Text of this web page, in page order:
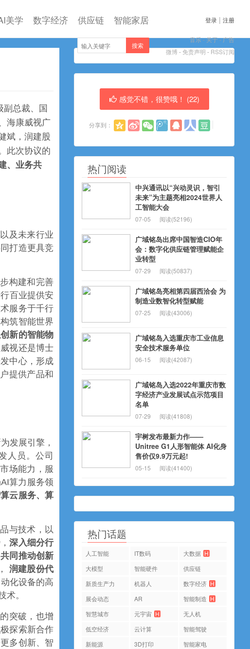
美学 数字经济 供应链 智能家居 登录 | 注册
音乐-关于-广告
微博 - 免责声明 - RSS订阅
搜索
副总裁、国
海康威视广
斌，润建股
此次协议的
、业务共
及未来行业
打造更具竞
构建和完善
百业提供安
服务于千行
筑智能世界
新的智能物
视还是博士
中心，形成
提供产品和
发展引擎，
人员。公司
场能力，服
算力服务领
云服务、算
与技术，以
深入细分行
同推动创新
润建股份代
化设备的高
术。
突破，也增
探索新合作
多创新、智
感觉不错，很赞哦！ (22)
分享到：
热门阅读
中兴通讯以“兴动灵识，智引
未来”为主题亮相2024世界人
工智能大会
07-05 阅读(52196)
广域铭岛出席中国智造CIO年
会：数字化供应链管理赋能企
业转型
07-29 阅读(50837)
广域铭岛亮相第四届西洽会 为
制造业数智化转型赋能
07-25 阅读(43006)
广域铭岛入选重庆市工业信息
安全技术服务单位
06-15 阅读(42087)
广域铭岛入选2022年重庆市数
字经济产业发展试点示范项目
名单
07-29 阅读(41808)
宇树发布最新力作——
Unitree G1人形智能体 AI化身
售价仅9.9万元起!
05-15 阅读(41400)
热门话题
人工智能 IT数码 大数据 H
大模型
智能硬件
供应链
新质生产力
机器人 数字经济 H
展会动态
AR 智能制造 H
智慧城市
元宇宙 H
无人机
低空经济
云计算
智能驾驶
新能源
3D打印
智能家电